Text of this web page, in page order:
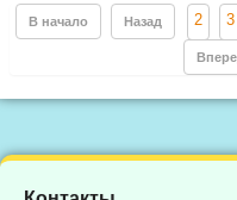
В начало Назад 2 3